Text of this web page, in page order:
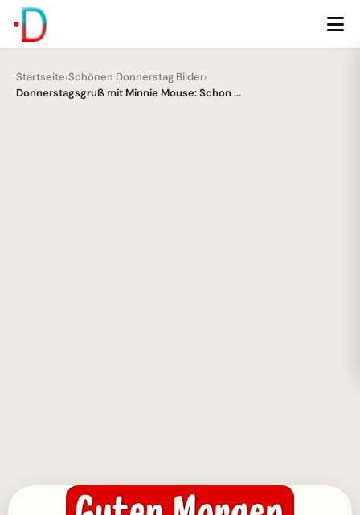
Startseite›Schönen Donnerstag Bilder›
Donnerstagsgruß mit Minnie Mouse: Schon ...